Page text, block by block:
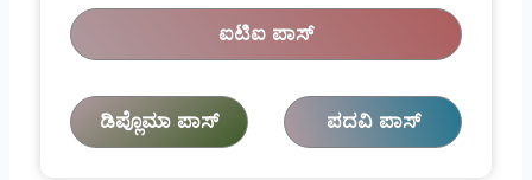
ಐಟಿಐ ಪಾಸ್
ಡಿಪ್ಲೊಮಾ ಪಾಸ್ ಪದವಿ ಪಾಸ್